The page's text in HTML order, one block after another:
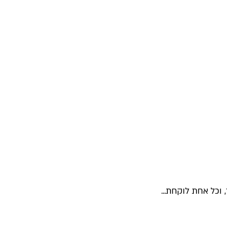
וכל אחת לוקחת...